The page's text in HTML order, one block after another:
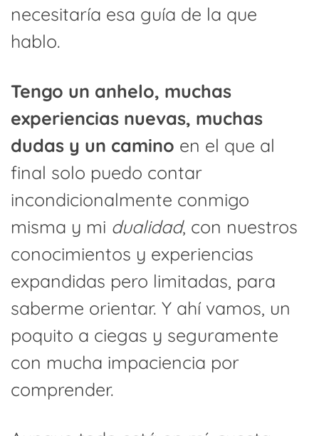
necesitaría esa guía de la que
hablo.
Tengo un anhelo, muchas
experiencias nuevas, muchas
dudas y un camino en el que al
final solo puedo contar
incondicionalmente conmigo
misma y mi dualidad, con nuestros
conocimientos y experiencias
expandidas pero limitadas, para
saberme orientar. Y ahí vamos, un
poquito a ciegas y seguramente
con mucha impaciencia por
comprender.